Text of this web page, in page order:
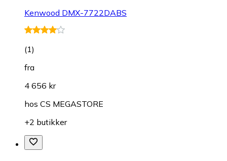
Kenwood DMX-7722DABS
(1)
fra
4 656 kr
hos CS MEGASTORE
+2 butikker